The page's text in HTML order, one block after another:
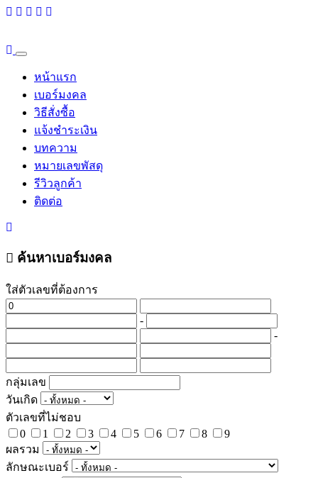
หน้าแรก
เบอร์มงคล
วิธีสั่งซื้อ
แจ้งชำระเงิน
บทความ
หมายเลขพัสดุ
รีวิวลูกค้า
ติดต่อ
ค้นหาเบอร์มงคล
ใส่ตัวเลขที่ต้องการ
-
-
กลุ่มเลข
วันเกิด
ตัวเลขที่ไม่ชอบ
0
1 2 3 4 5 6 7 8
9
ผลรวม
ลักษณะเบอร์